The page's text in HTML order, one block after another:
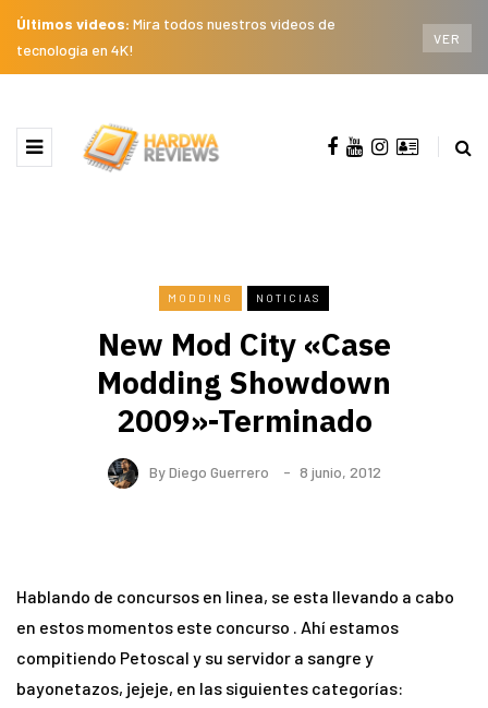
Últimos videos: Mira todos nuestros videos de
tecnología en 4K!
VER
MODDING NOTICIAS
New Mod City «Case
Modding Showdown
2009»-Terminado
ByDiego Guerrero 8 junio, 2012
Hablando de concursos en linea, se esta llevando a cabo
en estos momentos este concurso . Ahí estamos
compitiendo Petoscal y su servidor a sangre y
bayonetazos, jejeje, en las siguientes categorías: